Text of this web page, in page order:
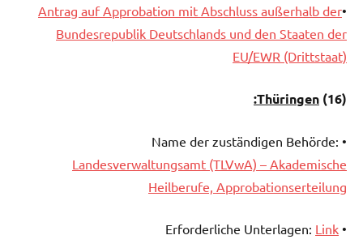
•
Antrag auf Approbation mit Abschluss außerhalb der
Bundesrepublik Deutschlands und den Staaten der
EU/EWR (Drittstaat)
(16)
Thüringen:
• Name der zuständigen Behörde:
Landesverwaltungsamt (TLVwA) – Akademische
Heilberufe, Approbationserteilung
• Erforderliche Unterlagen:
Link